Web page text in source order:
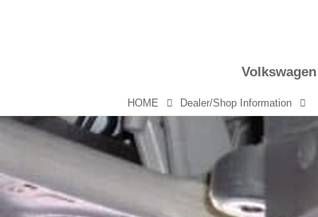
Volkswagen
HOME Dealer/Shop Information